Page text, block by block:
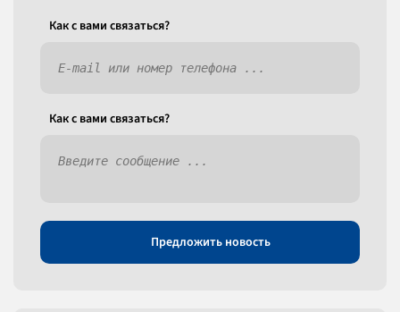
Как c вами связаться?
Как c вами связаться?
Предложить новость